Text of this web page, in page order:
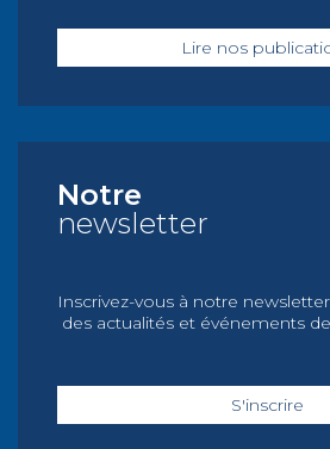
Lire nos
Notre
newsletter
Inscrivez-vous à notre
des actualités et événements
S'inscrire